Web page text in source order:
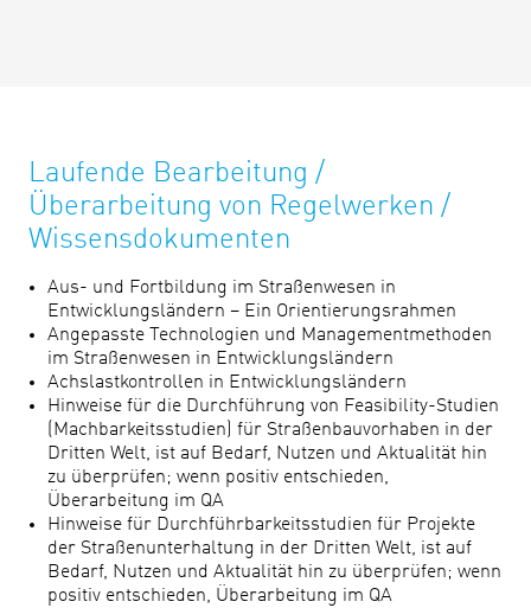
Laufende Bearbeitung /
Überarbeitung von Regelwerken /
Wissensdokumenten
Aus- und Fortbildung im Straßenwesen in
Entwicklungsländern – Ein Orientierungsrahmen
Angepasste Technologien und Managementmethoden
im Straßenwesen in Entwicklungsländern
Achslastkontrollen in Entwicklungsländern
Hinweise für die Durchführung von Feasibility-Studien
(Machbarkeitsstudien) für Straßenbauvorhaben in der
Dritten Welt, ist auf Bedarf, Nutzen und Aktualität hin
zu überprüfen; wenn positiv entschieden,
Überarbeitung im QA
Hinweise für Durchführbarkeitsstudien für Projekte
der Straßenunterhaltung in der Dritten Welt, ist auf
Bedarf, Nutzen und Aktualität hin zu überprüfen; wenn
positiv entschieden, Überarbeitung im QA